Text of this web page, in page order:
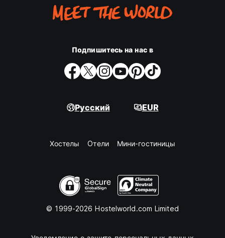
Подпишитесь на нас в
Русский EUR
Хостелы Oтели Мини-гостиницы
© 1999-2026 Hostelworld.com Limited